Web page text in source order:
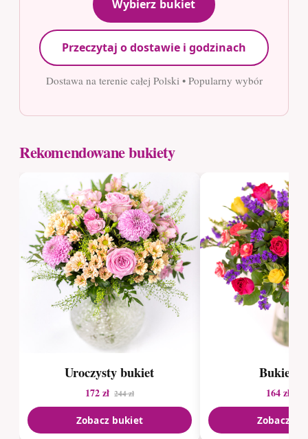
Wybierz bukiet
Przeczytaj o dostawie i godzinach
Dostawa na terenie całej Polski • Popularny wybór
Rekomendowane bukiety
Uroczysty bukiet
172 zł 244 zł
Zobacz bukiet
Bukiet
164 zł
Zobacz